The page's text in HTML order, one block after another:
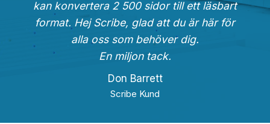
kan konvertera 2 500 sidor till ett läsbart
format. Hej Scribe, glad att du är här för
alla oss som behöver dig.
En miljon tack.
Don Barrett
Scribe Kund